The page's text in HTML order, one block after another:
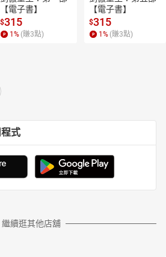
教室創辦人）
文言文突然變得有趣且容易許多。相信
能引領更多學生進入遼闊的文學世界。
授）
妙處，還可以汲取寓言的智慧，運用在
吧！奇獸幻域世界等你來！
基隆市銘傳國中閱讀推動教師）
老師而言，詩佳老師的新作，真的是教
言文閱讀入門寶典！全書精準聚焦古文
家）
【電子書】
$315
1 % (賺3點)
【電子書】
$315
1 % (賺3點)
式
繼續逛其他店舖